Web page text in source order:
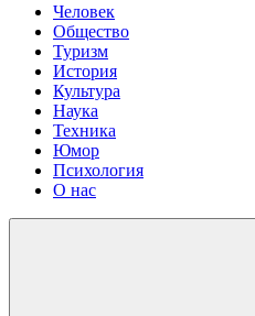
Человек
Общество
Туризм
История
Культура
Наука
Техника
Юмор
Психология
О нас